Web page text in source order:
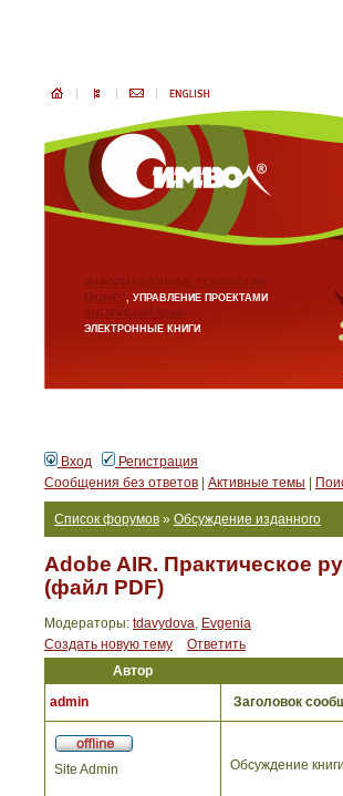
ИНФОРМАЦИОННЫЕ ТЕХНОЛОГИИ
БИЗНЕС, УПРАВЛЕНИЕ ПРОЕКТАМИ
АНГЛИЙСКИЙ ЯЗЫК
ЭЛЕКТРОННЫЕ КНИГИ
Вход
Регистрация
Сообщения без ответов
Активные темы
Список форумов » Обсуждение изданного
Adobe AIR. Практическое
(файл PDF)
Модераторы: tdavydova, Evgenia
Создать новую тему
Ответить
Автор
admin
Заголовок
Site Admin Обсуждение книги